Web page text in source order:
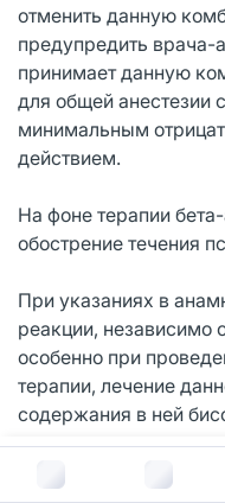
В
отменить данную
предупредить врача-
принимает данную
для общей анестезии
минимальным
действием.
На фоне терапии
обострение течения
При указаниях в
реакции, независимо
особенно при
терапии, лечение
содержания в ней
риск возникновения
способствовать